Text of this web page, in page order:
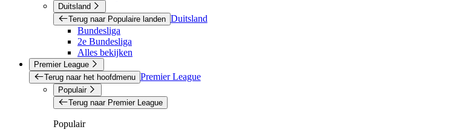
Duitsland
Terug naar Populaire landen Duitsland
Bundesliga
2e Bundesliga
Alles bekijken
Premier League
Terug naar het hoofdmenu Premier League
Populair
Terug naar Premier League
Populair